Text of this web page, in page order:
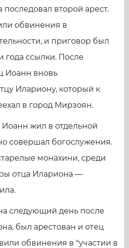
последовал второй арест.
обвинения в
и приговор был
ссылки. После
Иоанн вновь
Илариону, который к
в город Мирзоян.
Иоанн жил в отдельной
совершал богослужения.
монахини, среди
отца Илариона —
следующий день после
был арестован и отец
обвинения в "участии в